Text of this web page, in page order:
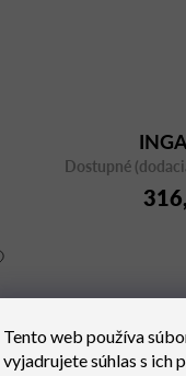
Tento web používa
vyjadrujete súhlas s ich
Dostupné